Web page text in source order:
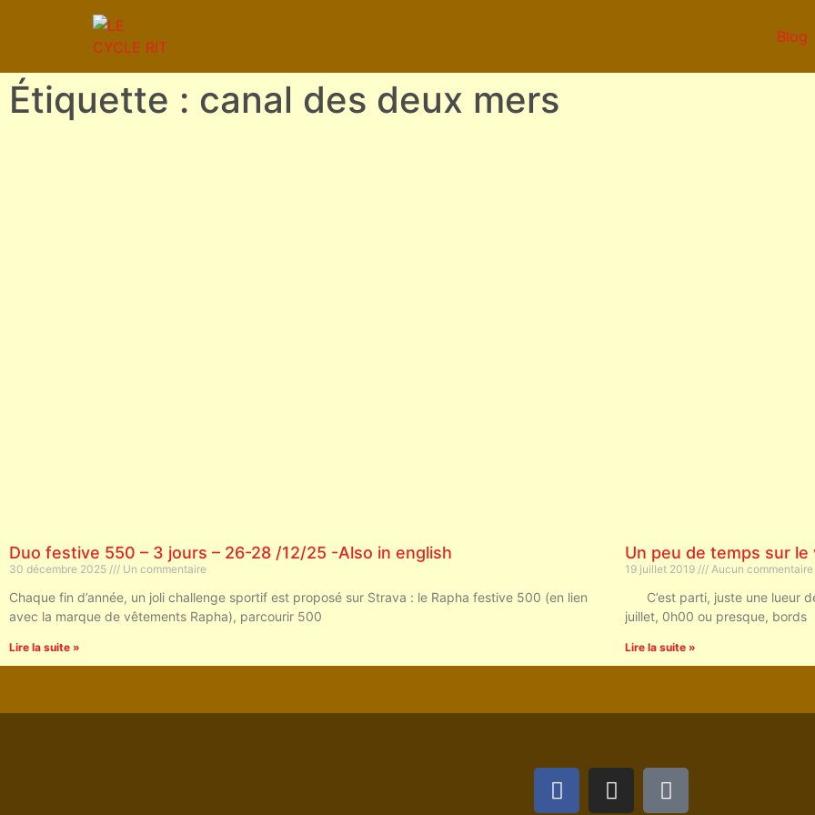
Blog
Étiquette : canal des deux mers
Duo festive 550 – 3 jours – 26-28 /12/25 -Also in english
30 décembre 2025 Un commentaire
Chaque fin d’année, un joli challenge sportif est proposé sur Strava : le Rapha festive 500 (en lien
avec la marque de vêtements Rapha), parcourir 500
Lire la suite »
Un peu de temps sur
19 juillet 2019 Aucun commentaire
C’est parti, juste une lueur
juillet, 0h00 ou presque, bords
Lire la suite »